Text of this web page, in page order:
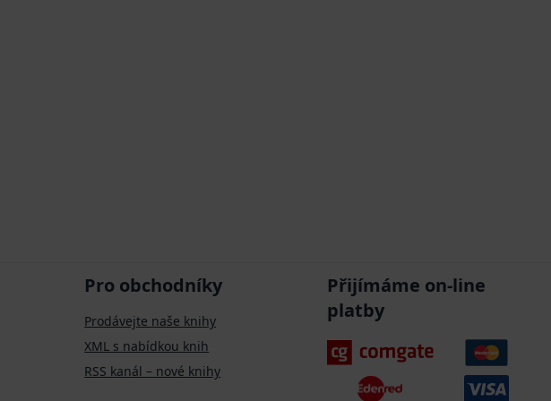
Pro obchodníky
Prodávejte naše knihy
XML s nabídkou knih
RSS kanál – nové knihy
Přijímáme on-line
platby